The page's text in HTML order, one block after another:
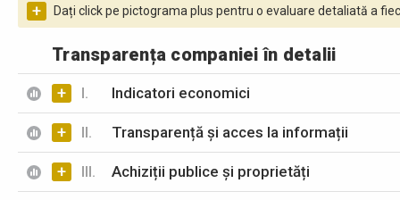
+ Dați click pe pictograma plus pentru o evaluare detaliată a
Transparența companiei în detalii
+ I. Indicatori economici
+ II. Transparență și acces la informații
+ III. Achiziții publice și proprietăți